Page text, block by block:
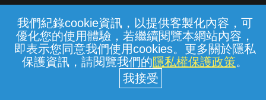
我們紀錄cookie資訊，以提供客製化內容，可
優化您的使用體驗，若繼續閱覽本網站內容，
即表示您同意我們使用cookies。更多關於隱私
保護資訊，請閱覽我們的隱私權保護政策。
常見問題 線上客服 服務條款 隱私權保護
中華電信股份有限公司個人家庭分公司
(統一編號：96979949) © 2026
{{notifyMsg}}